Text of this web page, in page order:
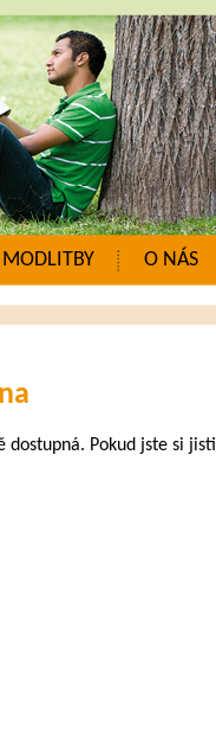
MODLITBY O NÁS
Pokud jste si jisti